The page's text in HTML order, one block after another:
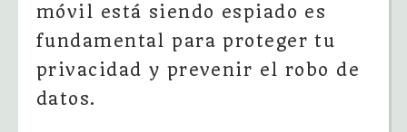
móvil está siendo espiado es
fundamental para proteger tu
privacidad y prevenir el robo de
datos.